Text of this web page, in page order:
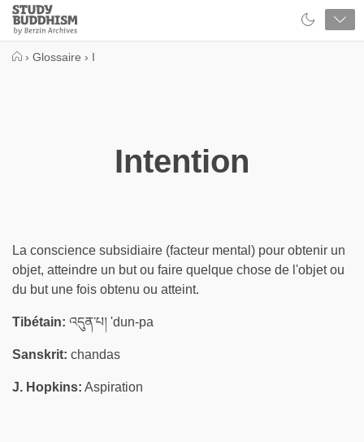
Close
Study
Buddhism
› Glossaire › I
Intention
La conscience subsidiaire (facteur mental) pour obtenir un
objet, atteindre un but ou faire quelque chose de l'objet ou
du but une fois obtenu ou atteint.
Tibétain: འདུན་པ། 'dun-pa
Sanskrit: chandas
J. Hopkins: Aspiration